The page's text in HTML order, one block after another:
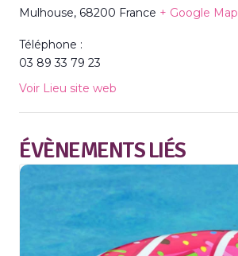
Mulhouse, 68200 France + Google Map
Téléphone :
03 89 33 79 23
Voir Lieu site web
ÉVÈNEMENTS LIÉS